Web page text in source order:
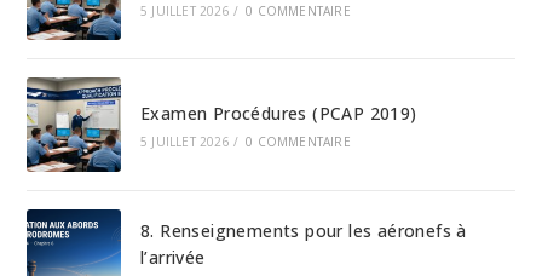
5 JUILLET 2026 / 0 COMMENTAIRE
Examen Procédures (PCAP 2019)
5 JUILLET 2026 / 0 COMMENTAIRE
8. Renseignements pour les aéronefs à
l’arrivée